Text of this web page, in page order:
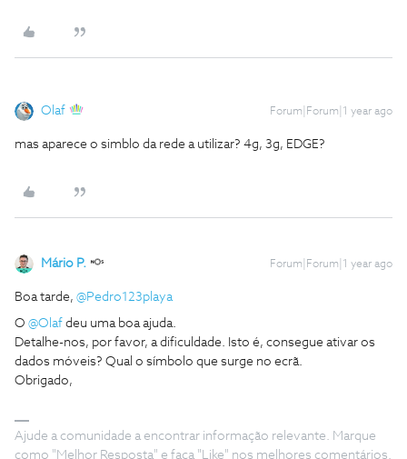
Olaf Forum|Forum|1 year ago
mas aparece o simblo da rede a utilizar? 4g, 3g, EDGE?
Mário P. Forum|Forum|1 year ago
Boa tarde, ​ @Pedro123playa
O ​ @Olaf deu uma boa ajuda.
Detalhe-nos, por favor, a dificuldade. Isto é, consegue ativar os
dados móveis? Qual o símbolo que surge no ecrã.
Obrigado,
Ajude a comunidade a encontrar informação relevante. Marque
como "Melhor Resposta" e faça "Like" nos melhores comentários.